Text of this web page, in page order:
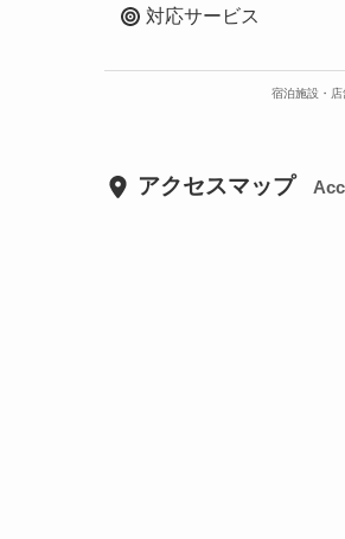
対応サービス
宿泊施設・
アクセスマップ